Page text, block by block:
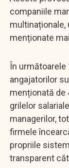
companiile
multinaționale,
menționate
În următoarele
angajatorilor
menționată de
grilelor
managerilor,
firmele
propriile
transparent